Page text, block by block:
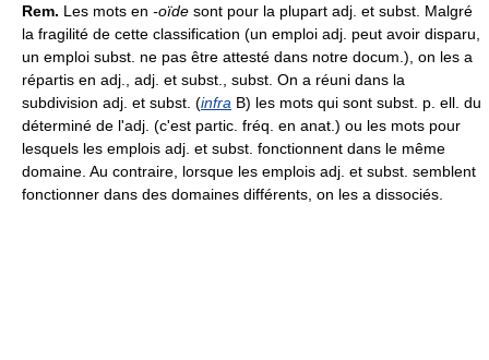
Rem. Les mots en -oïde sont pour la plupart adj. et subst. Malgré
la fragilité de cette classification (un emploi adj. peut avoir disparu,
un emploi subst. ne pas être attesté dans notre docum.), on les a
répartis en adj., adj. et subst., subst. On a réuni dans la
subdivision adj. et subst. (infra B) les mots qui sont subst. p. ell. du
déterminé de l'adj. (c'est partic. fréq. en anat.) ou les mots pour
lesquels les emplois adj. et subst. fonctionnent dans le même
domaine. Au contraire, lorsque les emplois adj. et subst. semblent
fonctionner dans des domaines différents, on les a dissociés.